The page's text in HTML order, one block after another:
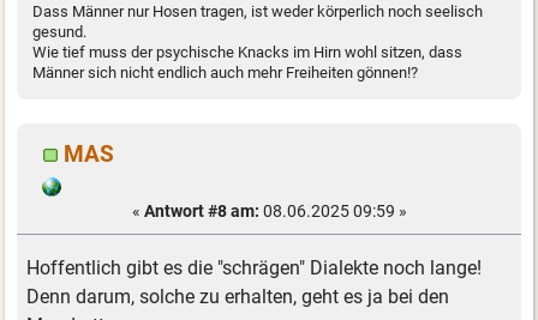
Dass Männer nur Hosen tragen, ist weder körperlich noch seelisch
gesund.
Wie tief muss der psychische Knacks im Hirn wohl sitzen, dass
Männer sich nicht endlich auch mehr Freiheiten gönnen!?
MAS
« Antwort #8 am: 08.06.2025 09:59 »
Hoffentlich gibt es die "schrägen" Dialekte noch lange!
Denn darum, solche zu erhalten, geht es ja bei den